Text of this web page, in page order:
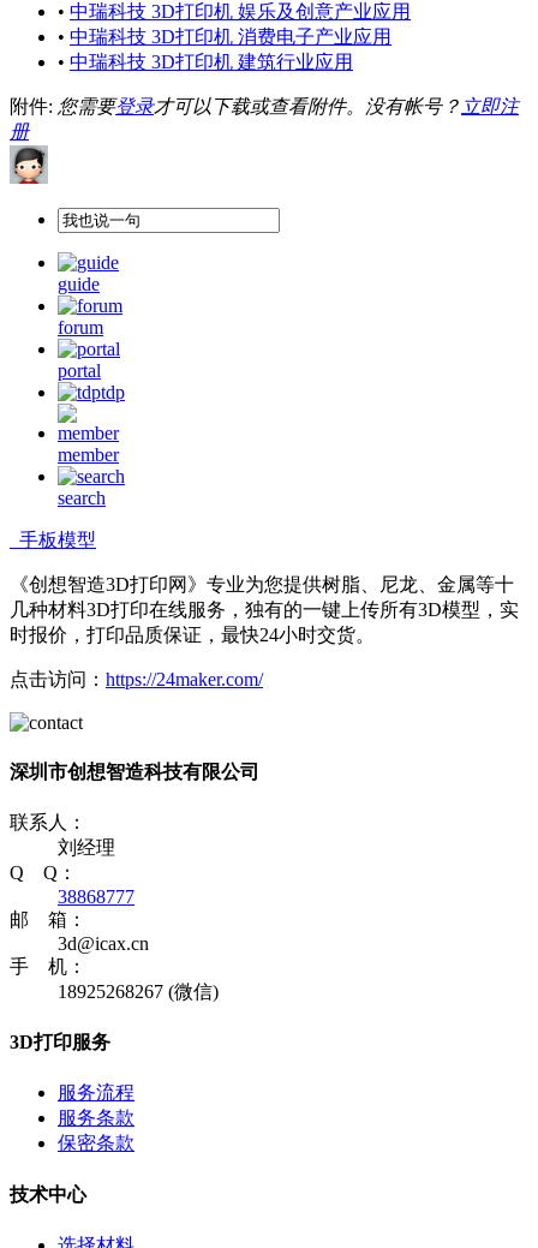
• 中瑞科技 3D打印机 娱乐及创意产业应用
• 中瑞科技 3D打印机 消费电子产业应用
• 中瑞科技 3D打印机 建筑行业应用
附件: 您需要登录才可以下载或查看附件。没有帐号？ 立即注
册
guide
forum
portal
tdp
member
search
手板模型
《创想智造3D打印网》专业为您提供树脂、尼龙、金属等十
几种材料3D打印在线服务，独有的一键上传所有3D模型，实
时报价，打印品质保证，最快24小时交货。
点击访问： https://24maker.com/
深圳市创想智造科技有限公司
联系人：
刘经理
Q Q：
38868777
邮 箱：
3d@icax.cn
手 机：
18925268267 (微信)
3D打印服务
服务流程
服务条款
保密条款
技术中心